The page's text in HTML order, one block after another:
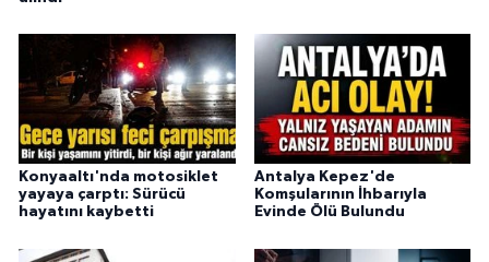
Konyaaltı'nda motosiklet
yayaya çarptı: Sürücü
hayatını kaybetti
Antalya Kepez'de
Komşularının İhbarıyla
Evinde Ölü Bulundu